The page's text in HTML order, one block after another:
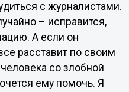
с журналистами.
– исправится,
А если он
расставит по своим
со злобной
ему помочь. Я